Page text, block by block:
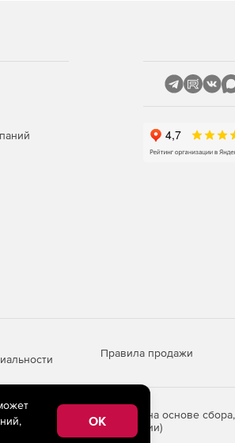
Правила продажи
информации на основе сбора,
Российской Федерации)
OK